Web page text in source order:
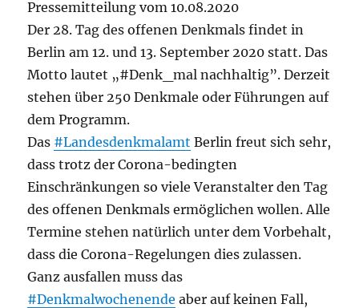
Pressemitteilung vom 10.08.2020
Der 28. Tag des offenen Denkmals findet in
Berlin am 12. und 13. September 2020 statt. Das
Motto lautet „#Denk_mal nachhaltig”. Derzeit
stehen über 250 Denkmale oder Führungen auf
dem Programm.
Das #Landesdenkmalamt Berlin freut sich sehr,
dass trotz der Corona-bedingten
Einschränkungen so viele Veranstalter den Tag
des offenen Denkmals ermöglichen wollen. Alle
Termine stehen natürlich unter dem Vorbehalt,
dass die Corona-Regelungen dies zulassen.
Ganz ausfallen muss das
#Denkmalwochenende aber auf keinen Fall,